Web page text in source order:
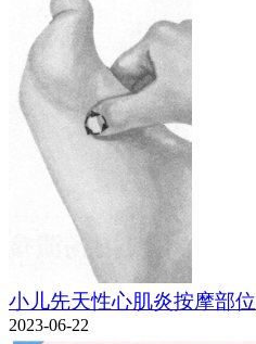
小儿先天性心肌炎按摩部位
2023-06-22